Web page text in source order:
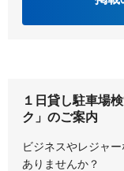
１日貸し駐車場
ク」のご案内
ビジネスやレジャ
ありませんか？